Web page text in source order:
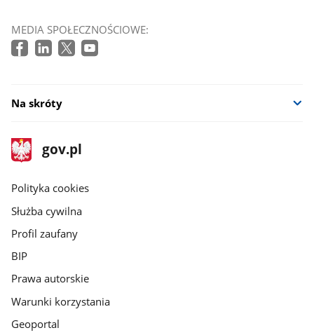
MEDIA SPOŁECZNOŚCIOWE:
Na skróty
stopka
gov.pl
Strona
gov.pl
gov.pl
Polityka cookies
Służba cywilna
Profil zaufany
BIP
Prawa autorskie
Warunki korzystania
Geoportal